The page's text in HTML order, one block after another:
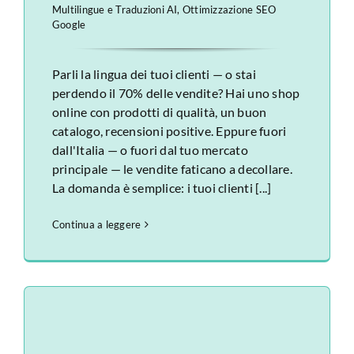
Multilingue e Traduzioni AI, Ottimizzazione SEO
Google
Parli la lingua dei tuoi clienti — o stai
perdendo il 70% delle vendite? Hai uno shop
online con prodotti di qualità, un buon
catalogo, recensioni positive. Eppure fuori
dall'Italia — o fuori dal tuo mercato
principale — le vendite faticano a decollare.
La domanda è semplice: i tuoi clienti [...]
Continua a leggere